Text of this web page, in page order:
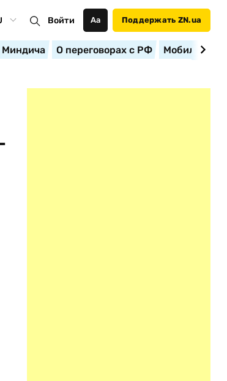
Войти Аа Поддержать ZN.ua
О переговорах с РФ